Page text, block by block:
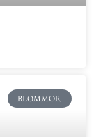
BLOMMOR